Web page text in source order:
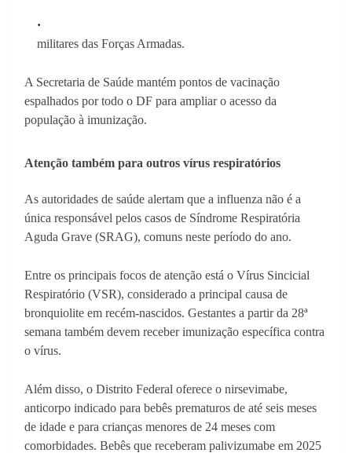
militares das Forças Armadas.
A Secretaria de Saúde mantém pontos de vacinação
espalhados por todo o DF para ampliar o acesso da
população à imunização.
Atenção também para outros vírus respiratórios
As autoridades de saúde alertam que a influenza não é a
única responsável pelos casos de Síndrome Respiratória
Aguda Grave (SRAG), comuns neste período do ano.
Entre os principais focos de atenção está o Vírus Sincicial
Respiratório (VSR), considerado a principal causa de
bronquiolite em recém-nascidos. Gestantes a partir da 28ª
semana também devem receber imunização específica contra
o vírus.
Além disso, o Distrito Federal oferece o nirsevimabe,
anticorpo indicado para bebês prematuros de até seis meses
de idade e para crianças menores de 24 meses com
comorbidades. Bebês que receberam palivizumabe em 2025